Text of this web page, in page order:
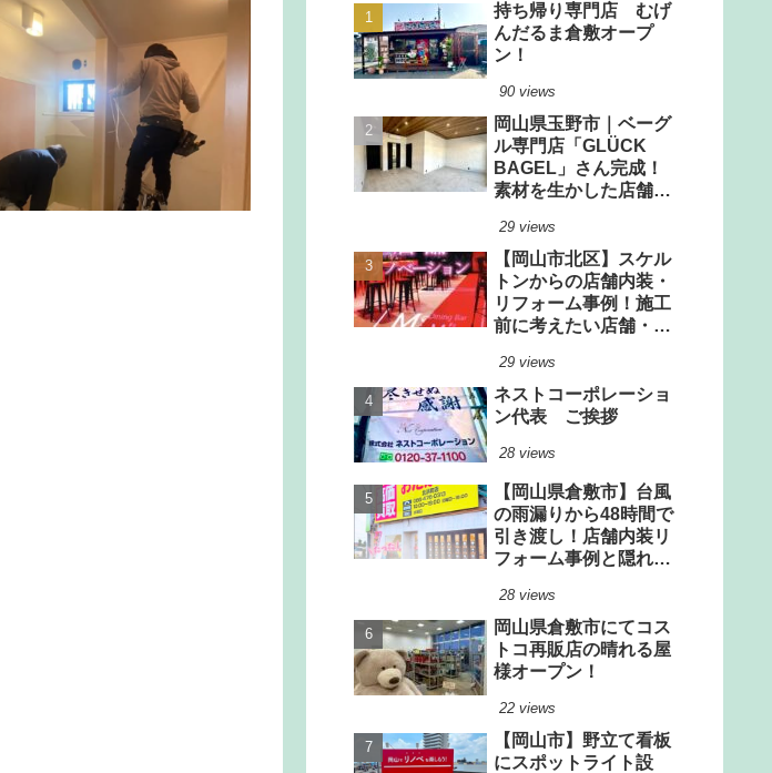
持ち帰り専門店 むげ
んだるま倉敷オープ
ン！
90 views
岡山県玉野市｜ベーグ
ル専門店「GLÜCK
BAGEL」さん完成！
素材を生かした店舗改
29 views
【岡山市北区】スケル
トンからの店舗内装・
リフォーム事例！施工
前に考えたい店舗・厨
29 views
ネストコーポレーショ
ン代表 ご挨拶
28 views
【岡山県倉敷市】台風
の雨漏りから48時間で
引き渡し！店舗内装リ
フォーム事例と隠れた
方
28 views
岡山県倉敷市にてコス
トコ再販店の晴れる屋
様オープン！
22 views
【岡山市】野立て看板
にスポットライト設